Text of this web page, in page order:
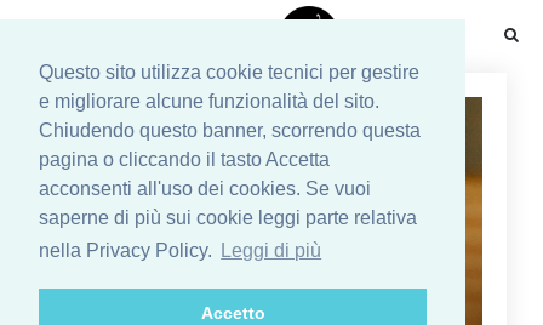
Questo sito utilizza cookie tecnici per gestire
e migliorare alcune funzionalità del sito.
Chiudendo questo banner, scorrendo questa
pagina o cliccando il tasto Accetta
acconsenti all'uso dei cookies. Se vuoi
saperne di più sui cookie leggi parte relativa
nella Privacy Policy.
Leggi di più
Accetto